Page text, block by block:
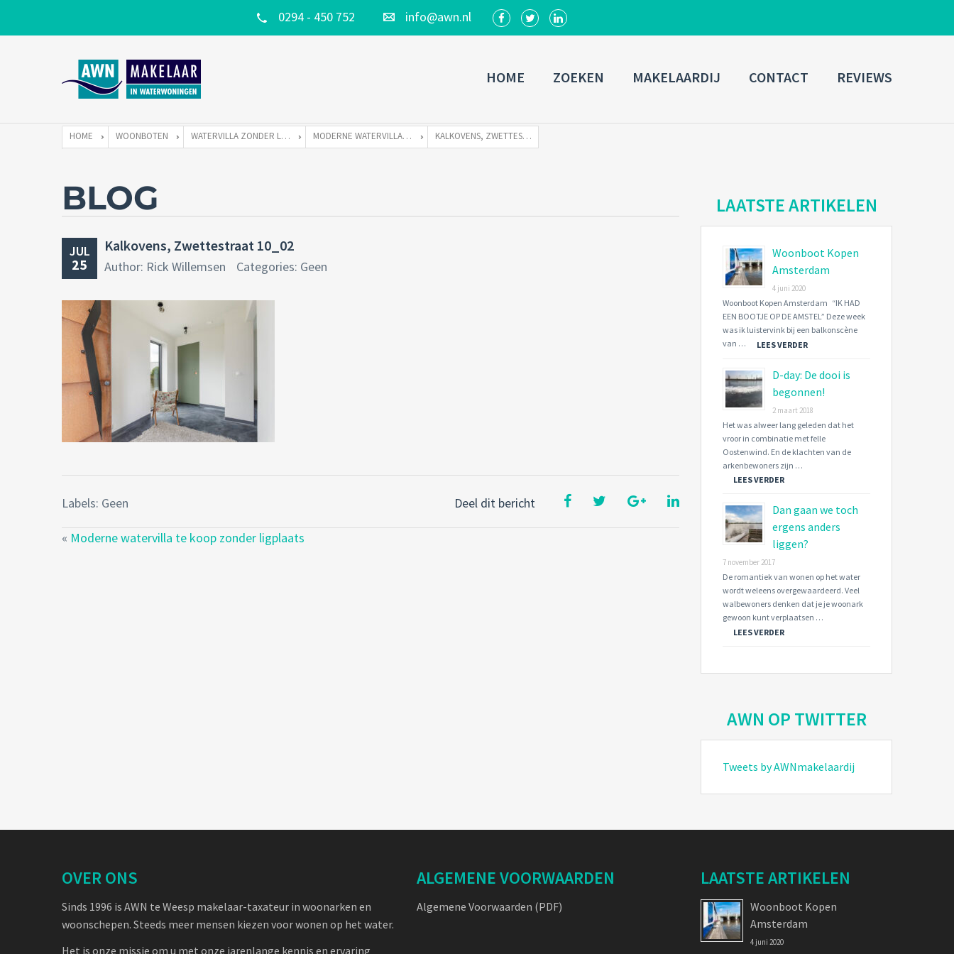
0294 - 450 752 info@awn.nl
Username
Connect with:
Forgot
password? SIGN IN
Remember me
HOME ZOEKEN MAKELAARDIJ CONTACT REVIEWS
HOME WOONBOTEN WATERVILLA ZONDER LIGPLAATS MODERNE WATERVILLA TE KOOP ZONDER LIGPLAATS KALKOVENS, ZWETTESTRAAT 10_02
BLOG
JUL
25
Kalkovens, Zwettestraat 10_02
Author: Rick Willemsen Categories: Geen
Deel dit bericht
Labels: Geen
« Moderne watervilla te koop zonder ligplaats
LAATSTE ARTIKELEN
Woonboot Kopen
Amsterdam
4 juni 2020
Woonboot Kopen Amsterdam “IK HAD
EEN BOOTJE OP DE AMSTEL” Deze week
was ik luistervink bij een balkonscène
van …
LEES VERDER
D-day: De dooi is
begonnen!
2 maart 2018
Het was alweer lang geleden dat het
vroor in combinatie met felle
Oostenwind. En de klachten van de
arkenbewoners zijn …
LEES VERDER
Dan gaan we toch
ergens anders
liggen?
7 november 2017
De romantiek van wonen op het water
wordt weleens overgewaardeerd. Veel
walbewoners denken dat je je woonark
gewoon kunt verplaatsen …
LEES VERDER
AWN OP TWITTER
Tweets by AWNmakelaardij
OVER ONS
Sinds 1996 is AWN te Weesp makelaar-taxateur in woonarken en
woonschepen. Steeds meer mensen kiezen voor wonen op het water.
Het is onze missie om u met onze jarenlange kennis en ervaring
ALGEMENE VOORWAARDEN
Algemene Voorwaarden (PDF)
LAATSTE ARTIKELEN
Woonboot Kopen
Amsterdam
4 juni 2020